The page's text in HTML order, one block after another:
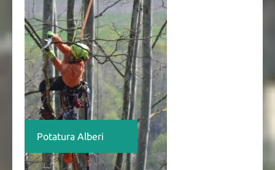
Potatura Alberi